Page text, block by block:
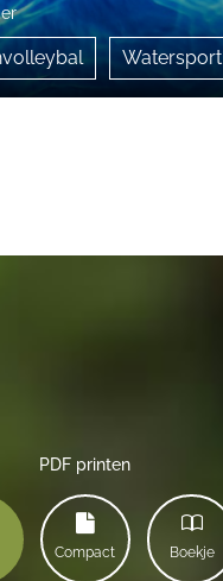
Watersport
PDF printen
Compact Boekje